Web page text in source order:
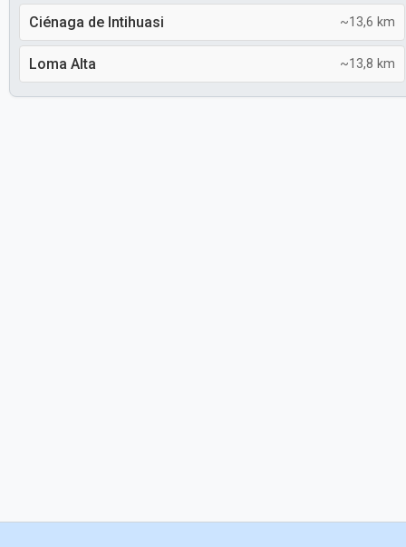
Ciénaga de Intihuasi ~13,6 km
Loma Alta ~13,8 km